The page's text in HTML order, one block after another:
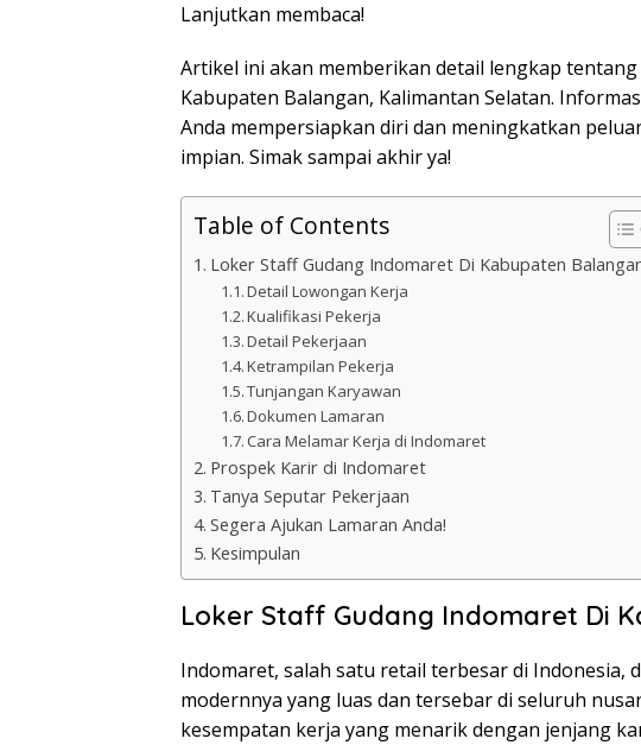
Lanjutkan membaca!
Artikel ini akan memberikan detail lengkap
Kabupaten Balangan, Kalimantan Selatan.
Anda mempersiapkan diri dan meningkatkan
impian. Simak sampai akhir ya!
Table of Contents
Loker Staff Gudang Indomaret Di Kabupaten
Detail Lowongan Kerja
Kualifikasi Pekerja
Detail Pekerjaan
Ketrampilan Pekerja
Tunjangan Karyawan
Dokumen Lamaran
Cara Melamar Kerja di Indomaret
Prospek Karir di Indomaret
Tanya Seputar Pekerjaan
Segera Ajukan Lamaran Anda!
Kesimpulan
Loker Staff Gudang Indomaret Di
Indomaret, salah satu retail terbesar di Indonesia,
modernnya yang luas dan tersebar di seluruh
kesempatan kerja yang menarik dengan jenjang